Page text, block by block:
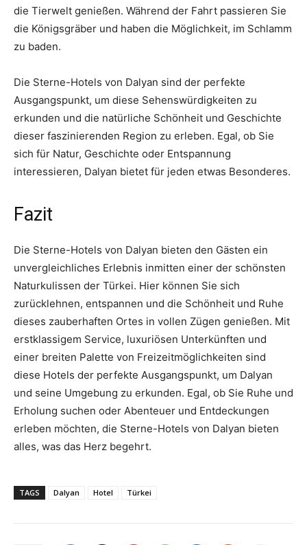
die Tierwelt genießen. Während der Fahrt passieren Sie
die Königsgräber und haben die Möglichkeit, im Schlamm
zu baden.
Die Sterne-Hotels von Dalyan sind der perfekte
Ausgangspunkt, um diese Sehenswürdigkeiten zu
erkunden und die natürliche Schönheit und Geschichte
dieser faszinierenden Region zu erleben. Egal, ob Sie
sich für Natur, Geschichte oder Entspannung
interessieren, Dalyan bietet für jeden etwas Besonderes.
Fazit
Die Sterne-Hotels von Dalyan bieten den Gästen ein
unvergleichliches Erlebnis inmitten einer der schönsten
Naturkulissen der Türkei. Hier können Sie sich
zurücklehnen, entspannen und die Schönheit und Ruhe
dieses zauberhaften Ortes in vollen Zügen genießen. Mit
erstklassigem Service, luxuriösen Unterkünften und
einer breiten Palette von Freizeitmöglichkeiten sind
diese Hotels der perfekte Ausgangspunkt, um Dalyan
und seine Umgebung zu erkunden. Egal, ob Sie Ruhe und
Erholung suchen oder Abenteuer und Entdeckungen
erleben möchten, die Sterne-Hotels von Dalyan bieten
alles, was das Herz begehrt.
TAGS Dalyan Hotel Türkei